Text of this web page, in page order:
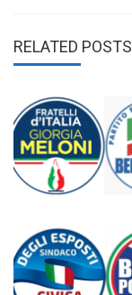
RELATED POSTS